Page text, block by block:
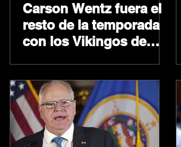
Carson Wentz fuera el
resto de la temporada
con los Vikingos de